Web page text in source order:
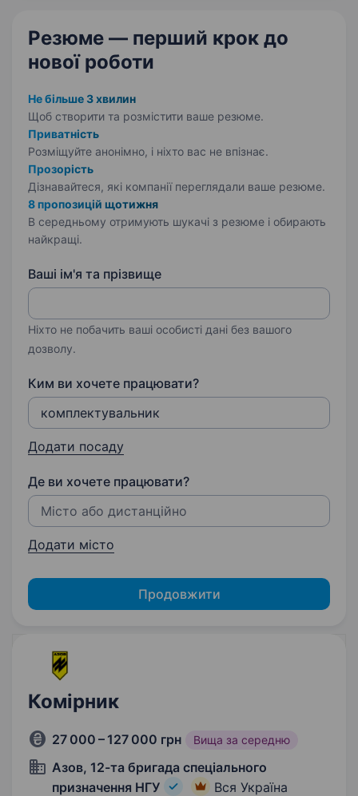
Резюме — перший крок до
нової роботи
Не більше 3 хвилин
Щоб створити та розмістити ваше резюме.
Приватність
Розміщуйте анонімно, і ніхто вас не впізнає.
Прозорість
Дізнавайтеся, які компанії переглядали ваше резюме.
8 пропозицій щотижня
В середньому отримують шукачі з резюме і обирають
найкращі.
Ваші ім'я та прізвище
Ніхто не побачить ваші особисті дані без вашого
дозволу.
Ким ви хочете працювати?
Додати посаду
Де ви хочете працювати?
Додати місто
Продовжити
Комірник
27 000 – 127 000 грн Вища за середню
Азов, 12-та бригада спеціального
призначення НГУ
Вся Україна